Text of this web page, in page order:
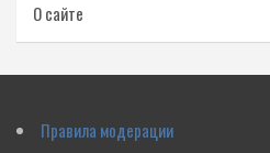
О сайте
Правила модерации